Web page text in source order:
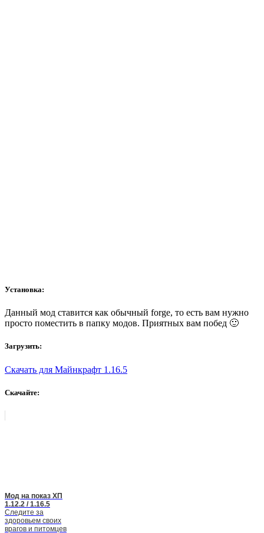
Установка:
Данный мод ставится как обычный forge, то есть вам нужно
просто поместить в папку модов. Приятных вам побед 🙂
Загрузить:
Скачать для Майнкрафт 1.16.5
Скачайте:
Мод на показ ХП
1.12.2 / 1.16.5
Следите за
здоровьем своих
врагов и питомцев